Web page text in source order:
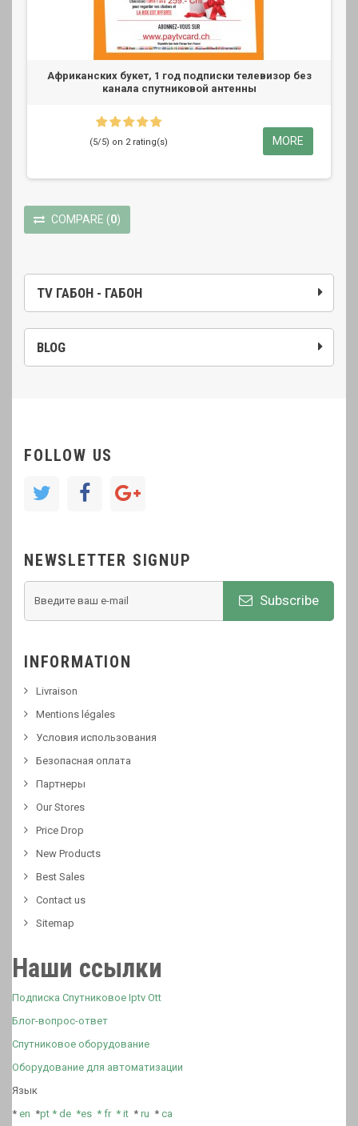
TV ГАБОН - ГАБОН
BLOG
Африканских букет, 1 год подписки телевизор без
канала спутниковой антенны
(5/5) on 2 rating(s) MORE
COMPARE (0)
FOLLOW US
NEWSLETTER SIGNUP
Subscribe
INFORMATION
Livraison
Mentions légales
Условия использования
Безопасная оплата
Партнеры
Our Stores
Price Drop
New Products
Best Sales
Contact us
Sitemap
Наши ссылки
Подписка Спутниковое Iptv Ott
Блог-вопрос-ответ
Спутниковое оборудование
Оборудование для автоматизации
Язык
* en *pt * de *es * fr* it * ru * ca